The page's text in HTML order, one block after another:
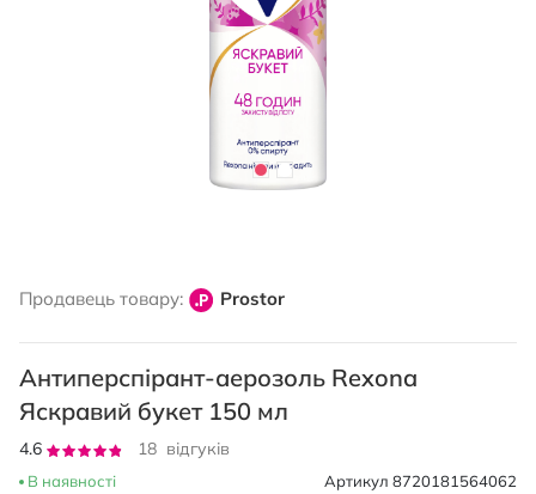
початку
зображень
Продавець товару: Prostor
Антиперспірант-аерозоль Rexona
Яскравий букет 150 мл
Рейтинг:
4.6
18 відгуків
В наявності Артикул 8720181564062